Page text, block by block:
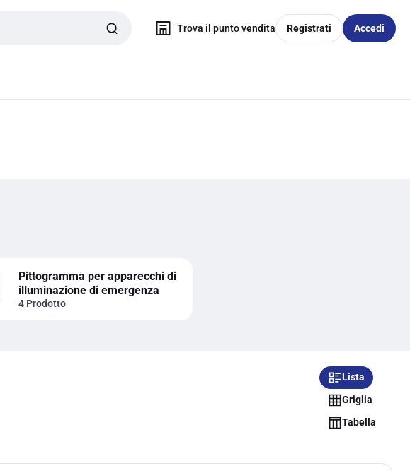
Trova il punto vendita Registrati Accedi
Pittogramma per apparecchi di
illuminazione di emergenza
4 Prodotto
Lista
Griglia
Tabella